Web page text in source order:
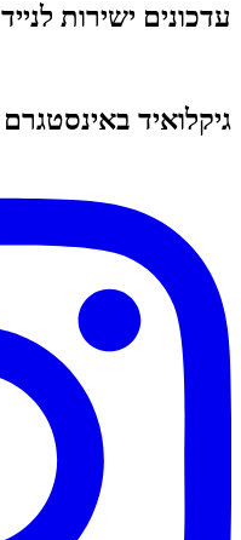
עדכונים ישירות לנייד
גיקלואיד באינסטגרם